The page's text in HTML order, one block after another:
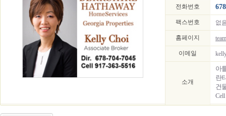
전화번호
팩스번호 없
홈페이지
이메일
소개
아
란
건
Cell